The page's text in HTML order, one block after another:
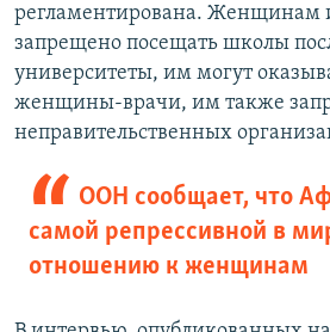
регламентирована. Женщинам
запрещено посещать школы
университеты, им могут
женщины-врачи, им также
неправительственных
ООН сообщает, что
самой репрессивной в
отношению к женщинам